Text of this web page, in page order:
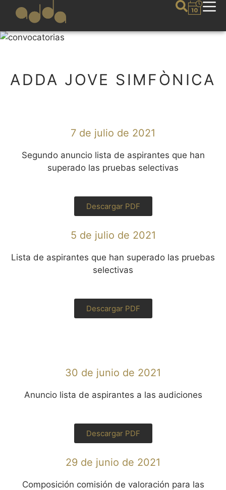
ADDA JOVE SIMFÒNICA
7 de julio de 2021
Segundo anuncio lista de aspirantes que han
superado las pruebas selectivas
Descargar PDF
5 de julio de 2021
Lista de aspirantes que han superado las pruebas
selectivas
Descargar PDF
30 de junio de 2021
Anuncio lista de aspirantes a las audiciones
Descargar PDF
29 de junio de 2021
Composición comisión de valoración para las